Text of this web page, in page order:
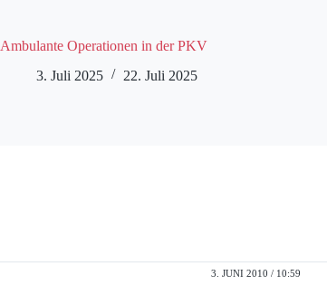
Ambulante Operationen in der PKV
3. Juli 2025
22. Juli 2025
3. JUNI 2010 / 10:59